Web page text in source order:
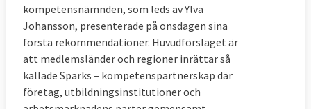
Genom sociala toppmöten, EESK och
politiska kanaler.
Arbetsmarknadsparterna ska även
involveras inom ramen för den europeiska
planeringsterminen där kommissionen ger
kompetensnämnden, som leds av Ylva
Johansson, presenterade på onsdagen sina
första rekommendationer. Huvudförslaget är
att medlemsländer och regioner inrättar så
kallade Sparks – kompetenspartnerskap där
företag, utbildningsinstitutioner och